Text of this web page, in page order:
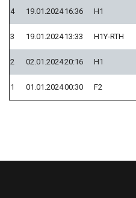
4 19.01.2024 16:36 H1
3 19.01.2024 13:33 H1Y-RTH
2 02.01.202420:16 H1
1 01.01.202400:30 F2